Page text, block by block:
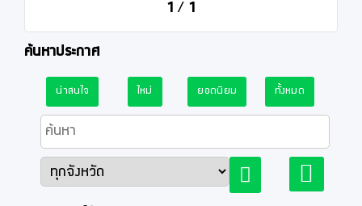
1 / 1
ค้นหาประกาศ
น่าสนใจ ใหม่ ยอดนิยม ทั้งหมด